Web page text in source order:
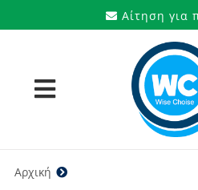
στο
Αίτηση για
Toggle
Navigation
Προϊόντα
Αρχική